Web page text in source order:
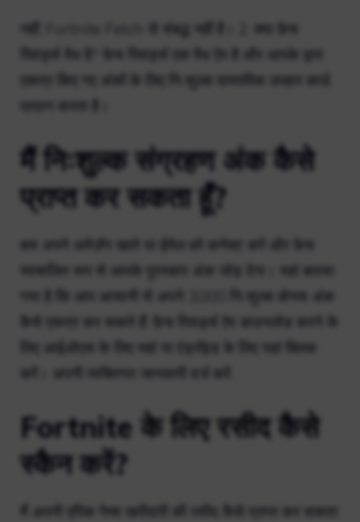
नहीं, Fortnite Fetch से संबद्ध नहीं है। 2. क्या फ़ेच
रिवार्ड्स वैध है? फ़ेच रिवार्ड्स एक वैध ऐप है और आपके द्वारा
एकत्र किए गए अंकों के लिए निःशुल्क वास्तविक उपहार कार्ड
प्रदान करता है।
मैं निःशुल्क संग्रहण अंक कैसे
प्राप्त कर सकता हूँ?
बस अपने अमेज़ॅन खाते या ईमेल को कनेक्ट करें और फ़ेच
स्वचालित रूप से आपके पुरस्कार अंक जोड़ देगा। यहां बताया
गया है कि आप आसानी से अपने 3,000 निःशुल्क बोनस अंक
कैसे एकत्र कर सकते हैं: फ़ेच रिवार्ड्स ऐप डाउनलोड करने के
लिए आईओएस के लिए यहां या एंड्रॉइड के लिए यहां क्लिक
करें। अपनी व्यक्तिगत जानकारी दर्ज करें.
Fortnite के लिए रसीद कैसे
स्कैन करें?
मैं अपनी एपिक गेम्स खरीदारी की रसीद कैसे प्राप्त कर सकता